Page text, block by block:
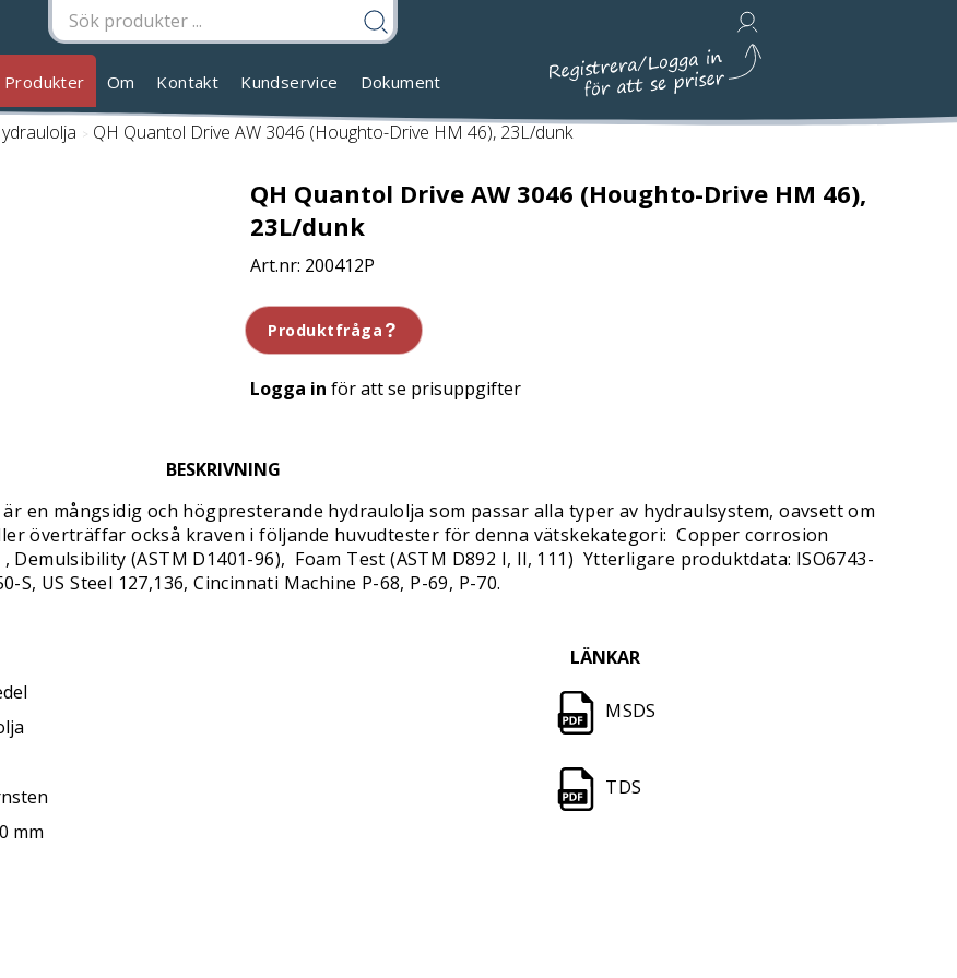
Produkter Om Kontakt Kundservice Dokument
/ QH Quantol Drive AW 3046 (Houghto-Drive HM 46), 23L/dunk
QH Quantol Drive AW 3046 (Houghto-Drive HM 46),
23L/dunk
200412P
Produktfråga
Logga in för att se prisuppgifter
BESKRIVNING
en mångsidig och högpresterande hydraulolja som passar alla typer av hydraulsystem, oavsett om
överträffar också kraven i följande huvudtester för denna vätskekategori: Copper corrosion
Demulsibility (ASTM D1401-96), Foam Test (ASTM D892 I, Il, 111) Ytterligare produktdata: ISO6743-
US Steel 127,136, Cincinnati Machine P-68, P-69, P-70.
mm
LÄNKAR
MSDS
TDS